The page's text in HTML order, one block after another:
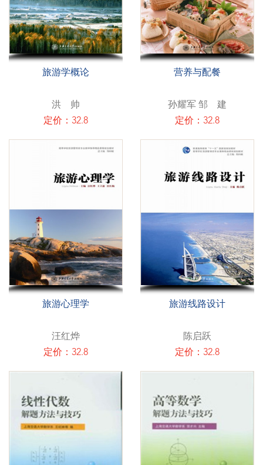
旅游学概论
洪 帅
定价：32.8
营养与配餐
孙耀军 邹 建
定价：32.8
旅游心理学
汪红烨
定价：32.8
旅游线路设计
陈启跃
定价：32.8